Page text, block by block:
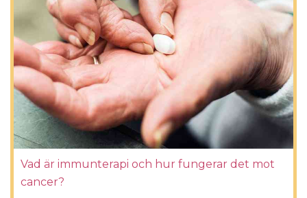
Vad är immunterapi och hur fungerar det mot
cancer?